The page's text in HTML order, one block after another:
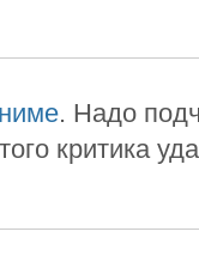
. Надо
критика